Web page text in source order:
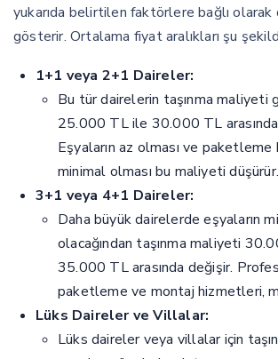
yukarıda belirtilen faktörlere bağlı
gösterir. Ortalama fiyat aralıkları şu
1+1 veya 2+1 Daireler:
Bu tür dairelerin taşınma maliyeti
25.000 TL ile 30.000 TL
Eşyaların az olması ve paketleme
minimal olması bu maliyeti düşürür.
3+1 veya 4+1 Daireler:
Daha büyük dairelerde eşyaların
olacağından taşınma maliyeti
35.000 TL arasında değişir.
paketleme ve montaj hizmetleri,
Lüks Daireler ve Villalar:
Lüks daireler veya villalar için